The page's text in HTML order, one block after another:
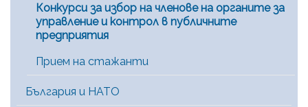
Конкурси за избор на членове на органите за
управление и контрол в публичните
предприятия
Прием на стажанти
България и НАТО